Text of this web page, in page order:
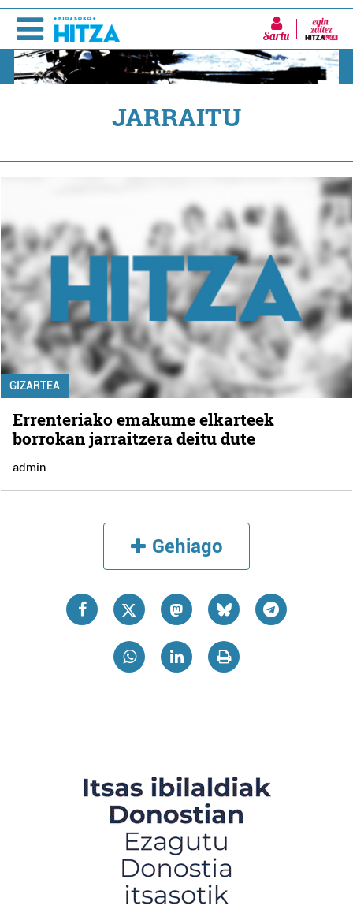
Sartu
JARRAITU
GIZARTEA
Errenteriako emakume elkarteek
borrokan jarraitzera deitu dute
admin
Gehiago